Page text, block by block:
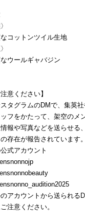
コットンツイル生地
ウールギャバジン
注意ください】
タグラムのDMで、集英
フをかたって、架空のメ
報や写真などを送らせる
存在が報告されています
式アカウント
のアカウントから送られる
注意ください。